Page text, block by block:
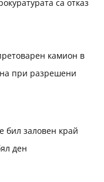
са отказ
камион в
при разрешени
бил заловен край
ден